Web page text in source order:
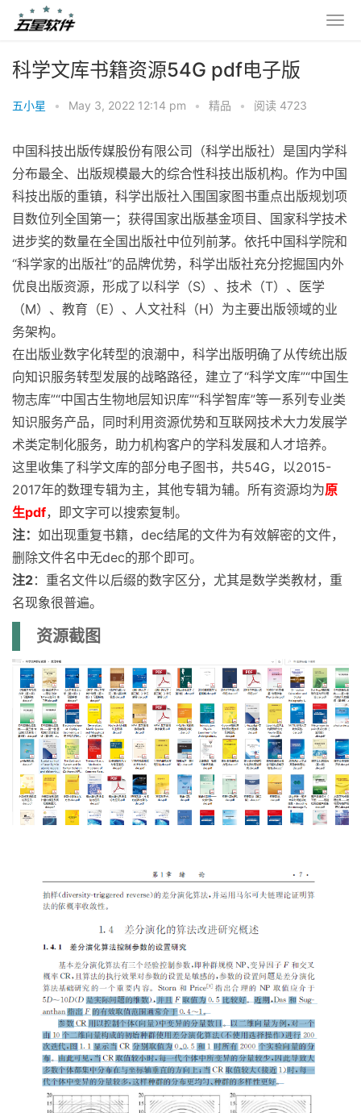
科学文库书籍资源54G pdf电子版
五小星 • May 3, 2022 12:14 pm • 精品 • 阅读 4723
中国科技出版传媒股份有限公司（科学出版社）是国内学科
分布最全、出版规模最大的综合性科技出版机构。作为中国
科技出版的重镇，科学出版社入围国家图书重点出版规划项
目数位列全国第一；获得国家出版基金项目、国家科学技术
进步奖的数量在全国出版社中位列前茅。依托中国科学院和
“科学家的出版社”的品牌优势，科学出版社充分挖掘国内外
优良出版资源，形成了以科学（S）、技术（T）、医学
（M）、教育（E）、人文社科（H）为主要出版领域的业
务架构。
在出版业数字化转型的浪潮中，科学出版明确了从传统出版
向知识服务转型发展的战略路径，建立了“科学文库”“中国生
物志库”“中国古生物地层知识库”“科学智库”等一系列专业类
知识服务产品，同时利用资源优势和互联网技术大力发展学
术类定制化服务，助力机构客户的学科发展和人才培养。
这里收集了科学文库的部分电子图书，共54G，以2015-
2017年的数理专辑为主，其他专辑为辅。所有资源均为原
生pdf，即文字可以搜索复制。
注： 如出现重复书籍，dec结尾的文件为有效解密的文件，
删除文件名中无dec的那个即可。
注2：重名文件以后缀的数字区分，尤其是数学类教材，重
名现象很普遍。
资源截图